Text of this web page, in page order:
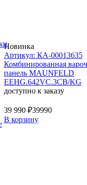
Новинка
Артикул: КА-00013635
Комбинированная
панель MAUNFELD
EEHG.642VC.3CB/KG
доступно к заказу
39 990 ₽39990
В корзину